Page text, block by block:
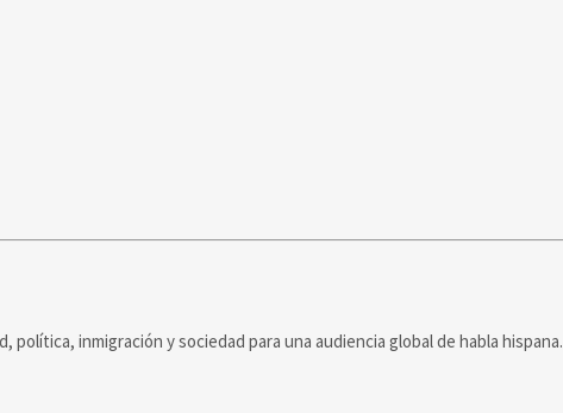
política, inmigración y sociedad para una audiencia global de habla hispana.